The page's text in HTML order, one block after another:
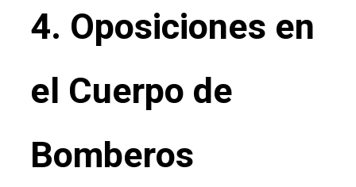
4. Oposiciones en
el Cuerpo de
Bomberos